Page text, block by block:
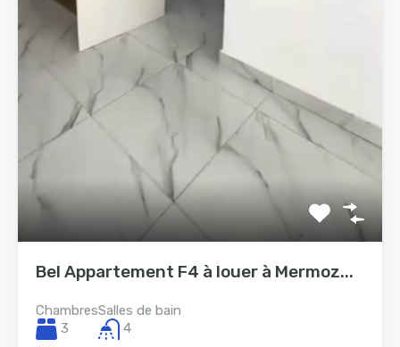
Bel Appartement F4 à louer à Mermoz...
Chambres
3
Salles de bain
4